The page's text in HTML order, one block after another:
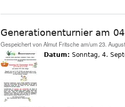
Generationenturnier am
Gespeichert vonAlmut Fritscheam/um 23.
Datum: Sonntag, 4.